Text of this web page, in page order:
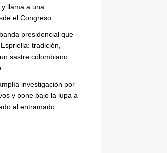
llama a una
el Congreso
presidencial que
tradición,
sastre colombiano
investigación por
y pone bajo la lupa a
al entramado